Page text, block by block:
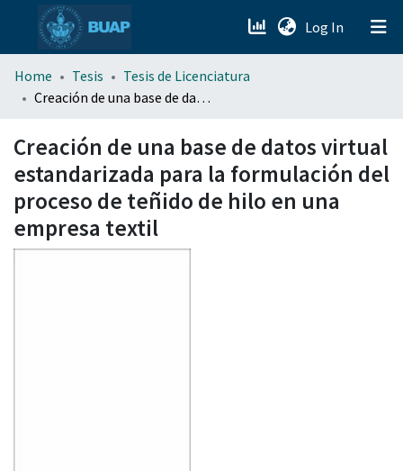
Log In (current)
menu.section.about_menu
Home Tesis
Tesis de Licenciatura
Creación de una base de datos virtual estandarizada para la formulación del proceso de teñido de hilo en una empresa textil
Creación de una base de datos virtual
estandarizada para la formulación del
proceso de teñido de hilo en una
empresa textil